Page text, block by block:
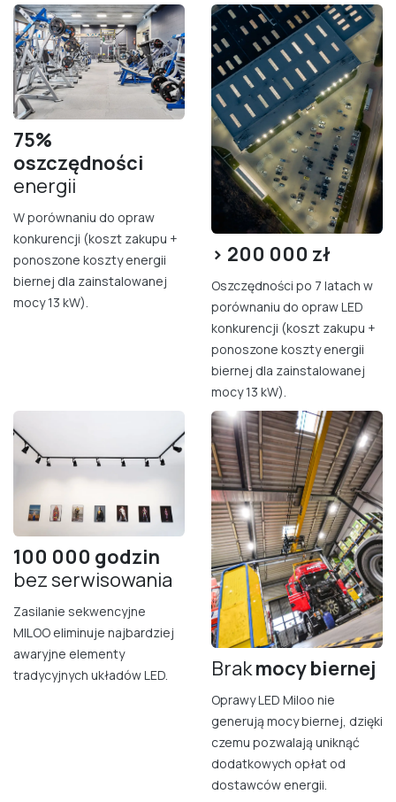
75%
oszczędności
energii
W porównaniu do opraw
konkurencji (koszt zakupu +
ponoszone koszty energii
biernej dla zainstalowanej
mocy 13 kW).
> 200 000 zł
Oszczędności po 7 latach w
porównaniu do opraw LED
konkurencji (koszt zakupu +
ponoszone koszty energii
biernej dla zainstalowanej
mocy 13 kW).
100 000 godzin
bez serwisowania
Zasilanie sekwencyjne
MILOO eliminuje najbardziej
awaryjne elementy
tradycyjnych układów LED.
Brakmocy bierne​j
Oprawy LED Miloo nie
generują mocy biernej, dzięki
czemu pozwalają uniknąć
dodatkowych opłat od
dostawców energii.